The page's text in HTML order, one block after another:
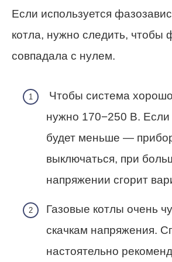
Если используется
котла, нужно следить, чтобы
совпадала с нулем.
Чтобы система
нужно 170−250 В.
будет меньше —
выключаться, при
напряжении сгорит
Газовые котлы очень
скачкам напряжения.
настоятельно